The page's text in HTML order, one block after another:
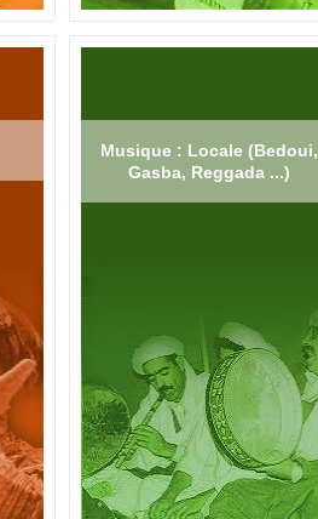
Musique : Locale (Bedoui,
Gasba, Reggada ...)